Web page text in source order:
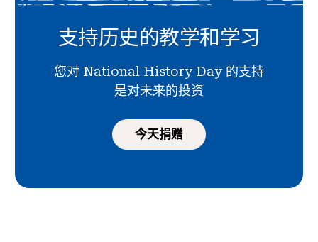
支持历史的教学和学习
您对 National History Day 的支持
是对未来的投资
今天捐赠